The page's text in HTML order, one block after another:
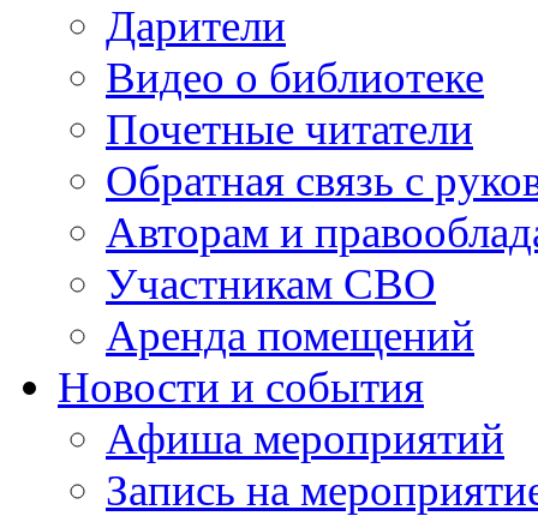
Дарители
Видео о библиотеке
Почетные читатели
Обратная связь с
Авторам и
Участникам СВО
Аренда помещений
Новости и события
Афиша мероприятий
Запись на